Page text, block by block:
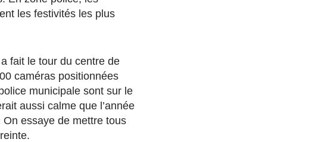
les festivités les plus
fait le tour du centre de
caméras positionnées
municipale sont sur le
aussi calme que l’année
essaye de mettre tous